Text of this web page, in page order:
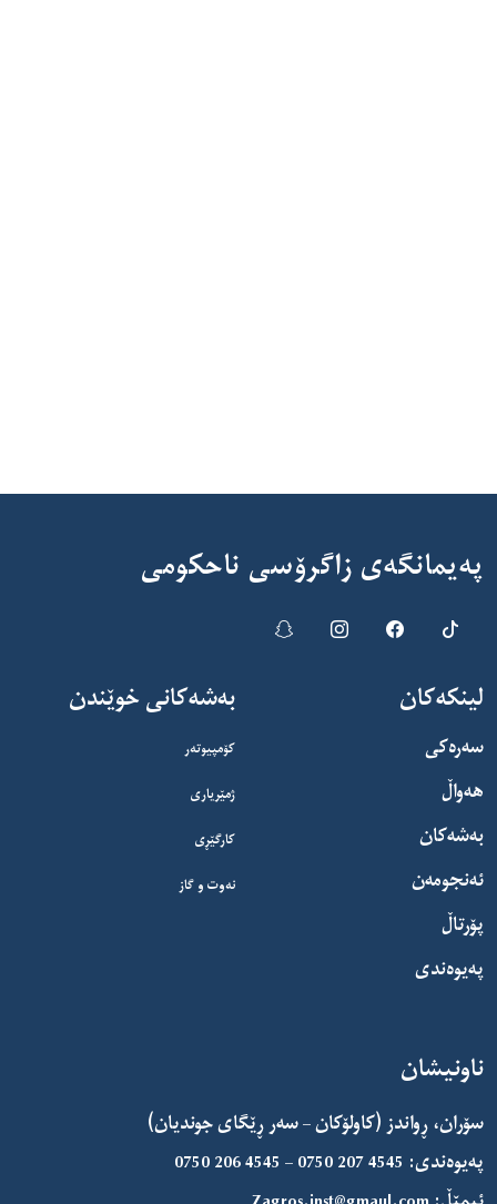
پەیمانگەی زاگرۆسی ناحکومی
لینکەکان
سەرەکی
هەواڵ
بەشەکان
ئەنجومەن
پۆرتاڵ
پەیوەندی
بەشەکانی خوێندن
کۆمپیوتەر
ژمێریاری
کارگێڕی
نەوت و گاز
ناونیشان
سۆران، ڕواندز (کاولۆکان – سەر ڕێگای جوندیان)
پەیوەندی: 0750 206 4545 – 0750 207 4545